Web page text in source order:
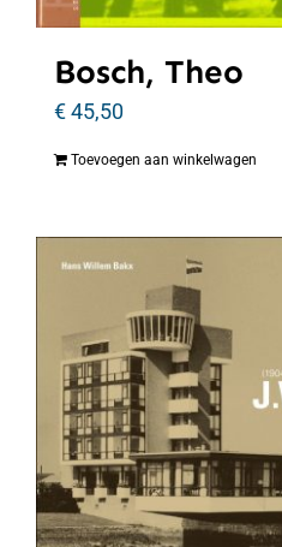
Bosch, Theo
€45,50
Toevoegen aan winkelwagen